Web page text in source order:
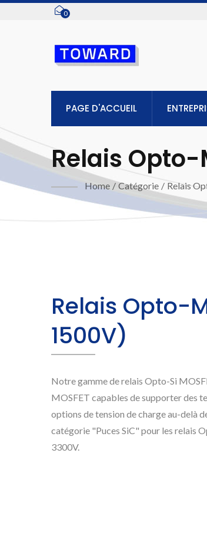
0
PAGE D'ACCUEIL
Relais Opto-
Home / Catégorie / Relais
Relais Opto-
1500V)
Notre gamme de relais Opto-Si
MOSFET capables de supporter des
options de tension de charge au-delà
catégorie "Puces SiC" pour les relais
3300V.